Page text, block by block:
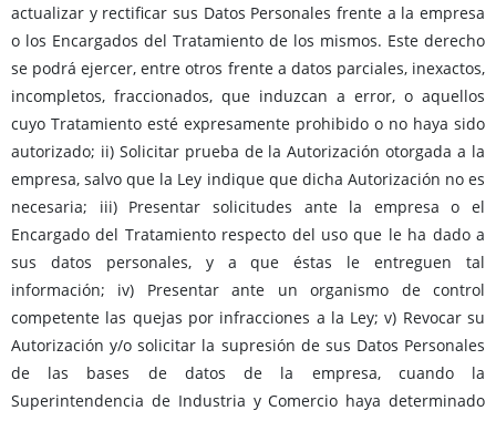
actualizar y rectificar sus Datos Personales frente a la empresa
o los Encargados del Tratamiento de los mismos. Este derecho
se podrá ejercer, entre otros frente a datos parciales, inexactos,
incompletos, fraccionados, que induzcan a error, o aquellos
cuyo Tratamiento esté expresamente prohibido o no haya sido
autorizado; ii) Solicitar prueba de la Autorización otorgada a la
empresa, salvo que la Ley indique que dicha Autorización no es
necesaria; iii) Presentar solicitudes ante la empresa o el
Encargado del Tratamiento respecto del uso que le ha dado a
sus datos personales, y a que éstas le entreguen tal
información; iv) Presentar ante un organismo de control
competente las quejas por infracciones a la Ley; v) Revocar su
Autorización y/o solicitar la supresión de sus Datos Personales
de las bases de datos de la empresa, cuando la
Superintendencia de Industria y Comercio haya determinado